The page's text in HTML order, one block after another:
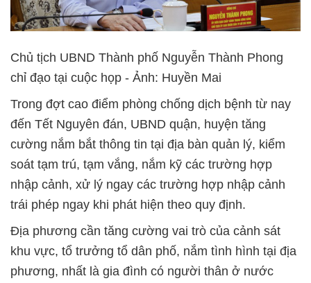
Chủ tịch UBND Thành phố Nguyễn Thành Phong
chỉ đạo tại cuộc họp - Ảnh: Huyền Mai
Trong đợt cao điểm phòng chống dịch bệnh từ nay
đến Tết Nguyên đán, UBND quận, huyện tăng
cường nắm bắt thông tin tại địa bàn quản lý, kiểm
soát tạm trú, tạm vắng, nắm kỹ các trường hợp
nhập cảnh, xử lý ngay các trường hợp nhập cảnh
trái phép ngay khi phát hiện theo quy định.
Địa phương cần tăng cường vai trò của cảnh sát
khu vực, tổ trưởng tổ dân phố, nắm tình hình tại địa
phương, nhất là gia đình có người thân ở nước